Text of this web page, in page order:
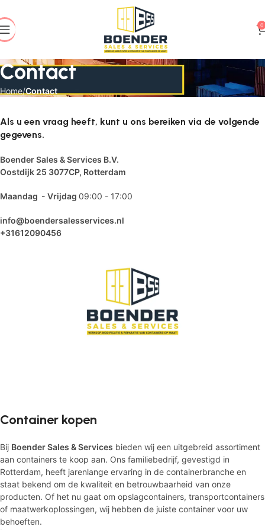
0
Contact
Home Contact
Als u een vraag heeft, kunt u ons bereiken via de volgende
gegevens.
Boender Sales & Services B.V.
Oostdijk 25 3077CP, Rotterdam
Maandag - Vrijdag 09:00 - 17:00
info@boendersalesservices.nl
+31612090456
Container kopen
Bij Boender Sales & Services bieden wij een uitgebreid assortiment
aan containers te koop aan. Ons familiebedrijf, gevestigd in
Rotterdam, heeft jarenlange ervaring in de containerbranche en
staat bekend om de kwaliteit en betrouwbaarheid van onze
producten. Of het nu gaat om opslagcontainers, transportcontainers
of maatwerkoplossingen, wij hebben de juiste container voor uw
behoeften.